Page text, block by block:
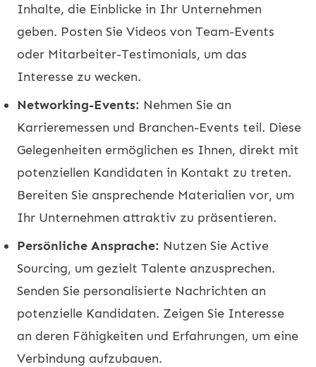
Inhalte, die Einblicke in Ihr Unternehmen
geben. Posten Sie Videos von Team-Events
oder Mitarbeiter-Testimonials, um das
Interesse zu wecken.
Networking-Events: Nehmen Sie an
Karrieremessen und Branchen-Events teil. Diese
Gelegenheiten ermöglichen es Ihnen, direkt mit
potenziellen Kandidaten in Kontakt zu treten.
Bereiten Sie ansprechende Materialien vor, um
Ihr Unternehmen attraktiv zu präsentieren.
Persönliche Ansprache: Nutzen Sie Active
Sourcing, um gezielt Talente anzusprechen.
Senden Sie personalisierte Nachrichten an
potenzielle Kandidaten. Zeigen Sie Interesse
an deren Fähigkeiten und Erfahrungen, um eine
Verbindung aufzubauen.